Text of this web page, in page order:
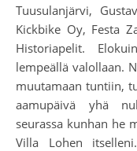
Tuusulanjärvi,
Kickbike Oy, Festa
Historiapelit.
lempeällä valollaan.
muutamaan tuntiin,
aamupäivä yhä
seurassa kunhan he
Villa Lohen